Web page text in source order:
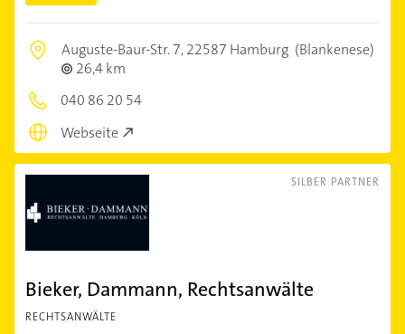
Auguste-Baur-Str. 7,22587 Hamburg (Blankenese)
26,4 km
040 86 20 54
Webseite
SILBER PARTNER
Bieker, Dammann, Rechtsanwälte
RECHTSANWÄLTE